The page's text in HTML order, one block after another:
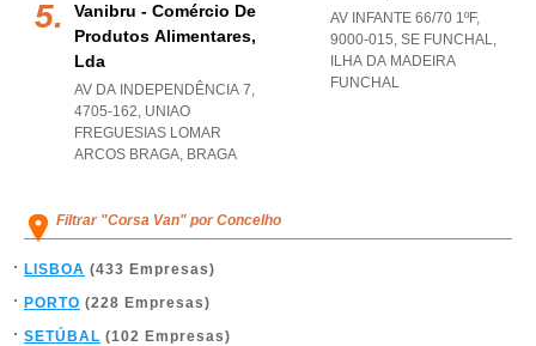
Vanibru - Comércio De
Produtos Alimentares,
Lda
AV DA INDEPENDÊNCIA 7,
4705-162, UNIAO
FREGUESIAS LOMAR
ARCOS BRAGA, BRAGA
AV INFANTE 66/70 1ºF,
9000-015, SE FUNCHAL,
ILHA DA MADEIRA
FUNCHAL
Filtrar "Corsa Van" por Concelho
LISBOA (433 Empresas)
PORTO (228 Empresas)
SETÚBAL (102 Empresas)